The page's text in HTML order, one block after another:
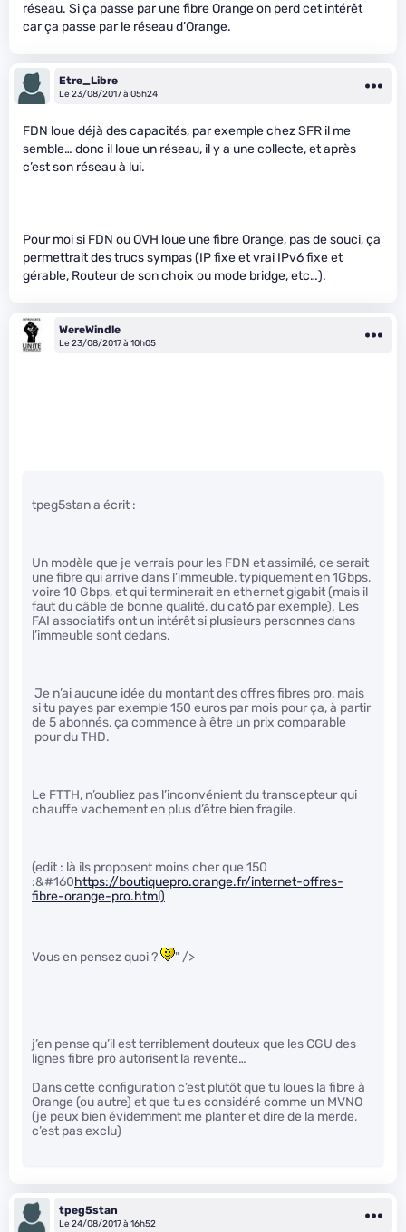
réseau. Si ça passe par une fibre Orange on perd cet intérêt
car ça passe par le réseau d’Orange.
Etre_Libre
Le 23/08/2017 à 05h24
FDN loue déjà des capacités, par exemple chez SFR il me
semble… donc il loue un réseau, il y a une collecte, et après
c’est son réseau à lui.
Pour moi si FDN ou OVH loue une fibre Orange, pas de souci, ça
permettrait des trucs sympas (IP fixe et vrai IPv6 fixe et
gérable, Routeur de son choix ou mode bridge, etc…).
WereWindle
Le 23/08/2017 à 10h05
tpeg5stan a écrit :
Un modèle que je verrais pour les FDN et assimilé, ce serait
une fibre qui arrive dans l’immeuble, typiquement en 1Gbps,
voire 10 Gbps, et qui terminerait en ethernet gigabit (mais il
faut du câble de bonne qualité, du cat6 par exemple). Les
FAI associatifs ont un intérêt si plusieurs personnes dans
l’immeuble sont dedans.
Je n’ai aucune idée du montant des offres fibres pro, mais
si tu payes par exemple 150 euros par mois pour ça, à partir
de 5 abonnés, ça commence à être un prix comparable
pour du THD.
Le FTTH, n’oubliez pas l’inconvénient du transcepteur qui
chauffe vachement en plus d’être bien fragile.
(edit : là ils proposent moins cher que 150
:&#160https://boutiquepro.orange.fr/internet-offres-
fibre-orange-pro.html)
Vous en pensez quoi ? " />
j’en pense qu’il est terriblement douteux que les CGU des
lignes fibre pro autorisent la revente…
Dans cette configuration c’est plutôt que tu loues la fibre à
Orange (ou autre) et que tu es considéré comme un MVNO
(je peux bien évidemment me planter et dire de la merde,
c’est pas exclu)
tpeg5stan
Le 24/08/2017 à 16h52